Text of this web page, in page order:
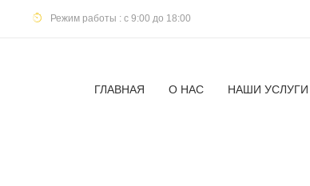
Режим работы : с 9:00 до 18:00
ГЛАВНАЯ О НАС НАШИ УСЛУГИ